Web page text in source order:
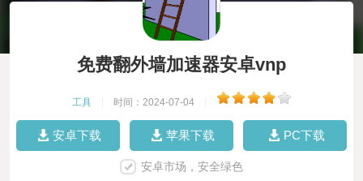
免费翻外墙加速器安卓vnp
工具 时间：2024-07-04
安卓下载 苹果下载 PC下载
安卓市场，安全绿色